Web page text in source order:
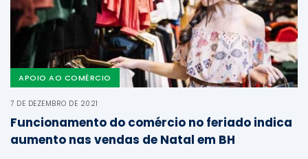
APOIO AO COMÉRCIO
7 DE DEZEMBRO DE 2021
Funcionamento do comércio no feriado indica
aumento nas vendas de Natal em BH